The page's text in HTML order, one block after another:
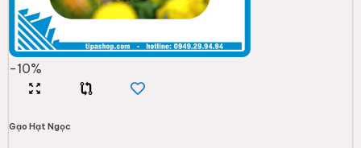
-10%
Gạo Hạt Ngọc